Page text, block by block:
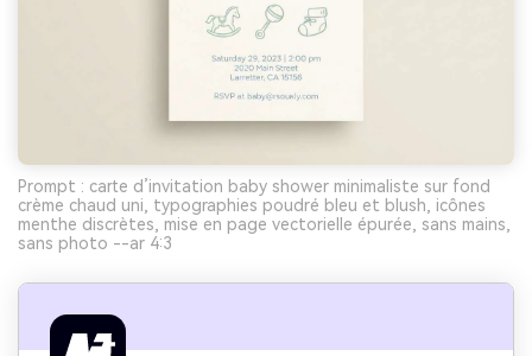
Prompt : carte d’invitation baby shower minimaliste sur fond
crème chaud uni, typographies poudré bleu et blush, icônes
menthe discrètes, mise en page vectorielle épurée, sans mains,
sans photo --ar 4:3